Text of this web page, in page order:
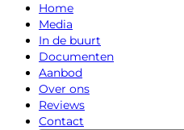
Home
Media
In de buurt
Documenten
Aanbod
Over ons
Reviews
Contact